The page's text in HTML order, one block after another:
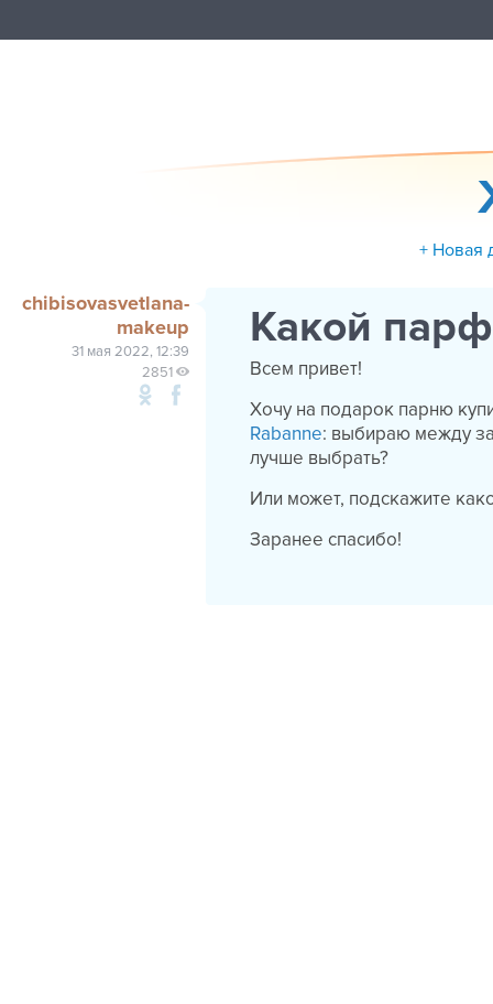
+ Новая
chibisovasvetlana-
makeup
31 мая 2022, 12:39
2851
Какой
Всем привет!
Хочу на подарок парню
Rabanne: выбираю между
лучше выбрать?
Или может, подскажите
Заранее спасибо!